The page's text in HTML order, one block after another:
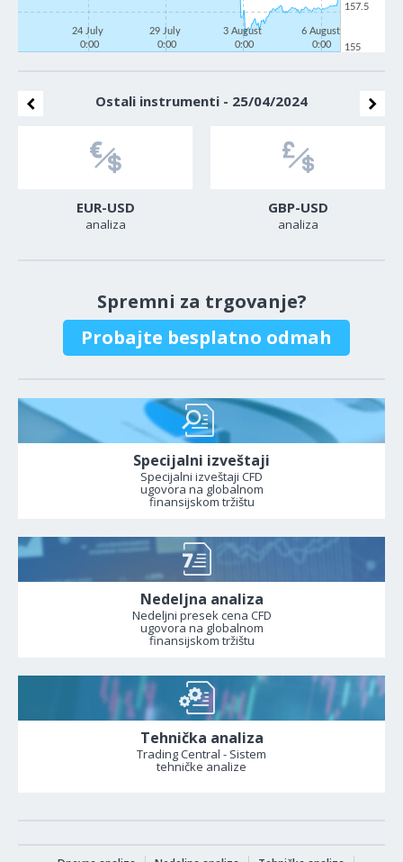
24 July
0:00
29 July
0:00
3 August
0:00
6 August
0:00
155
157.5
Ostali instrumenti - 25/04/2024
EUR-USD
analiza
GBP-USD
analiza
Spremni za trgovanje?
Probajte besplatno odmah
Specijalni izveštaji
Specijalni izveštaji CFD
ugovora na globalnom
finansijskom tržištu
Nedeljna analiza
Nedeljni presek cena CFD
ugovora na globalnom
finansijskom tržištu
Tehnička analiza
Trading Central - Sistem
tehničke analize